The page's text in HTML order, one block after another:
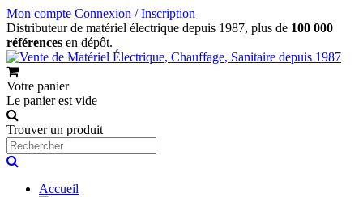
Mon compte Connexion / Inscription
Distributeur de matériel électrique depuis 1987, plus de 100 000
références en dépôt.
Votre panier
Le panier est vide
Trouver un produit
Accueil